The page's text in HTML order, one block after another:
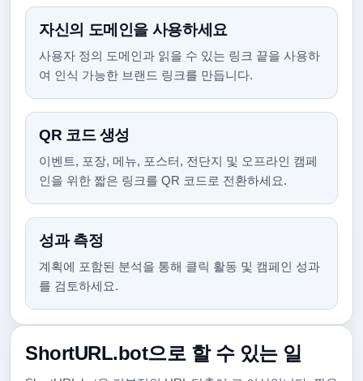
자신의 도메인을 사용하세요
사용자 정의 도메인과 읽을 수 있는 링크 끝을 사용하
여 인식 가능한 브랜드 링크를 만듭니다.
QR 코드 생성
이벤트, 포장, 메뉴, 포스터, 전단지 및 오프라인 캠페
인을 위한 짧은 링크를 QR 코드로 전환하세요.
성과 측정
계획에 포함된 분석을 통해 클릭 활동 및 캠페인 성과
를 검토하세요.
ShortURL.bot으로 할 수 있는 일